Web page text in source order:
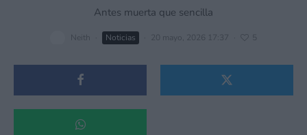
Antes muerta que sencilla
Neith Noticias 20 mayo, 2026 17:37